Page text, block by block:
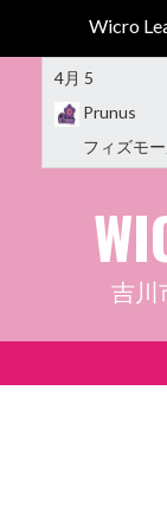
Wicro
4月 5
Prunus
フィズモ
吉川